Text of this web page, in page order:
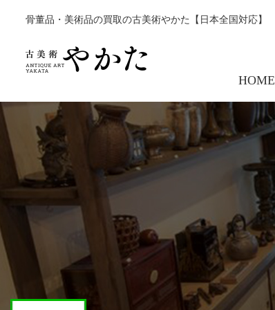
骨董品・美術品の買取の古美術やかた【日本全国対応】
HOME